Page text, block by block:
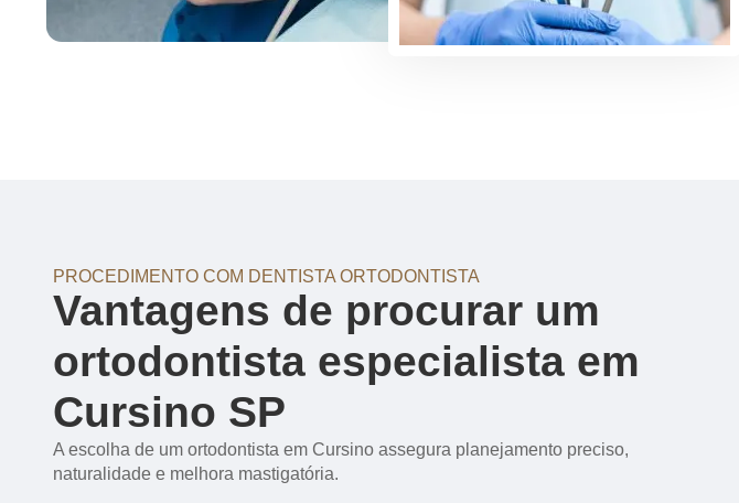
PROCEDIMENTO COM DENTISTA ORTODONTISTA
Vantagens de procurar um
ortodontista especialista em
Cursino SP
A escolha de um ortodontista em Cursino assegura planejamento preciso,
naturalidade e melhora mastigatória.